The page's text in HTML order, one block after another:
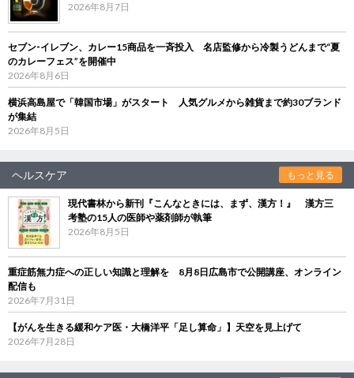
2026年8月7日
セブン‐イレブン、カレー15商品を一斉投入 名店監修から冷製うどんまで“夏
のカレーフェス”を開催中
2026年8月6日
横浜高島屋で「韓国市場」がスタート 人気グルメから雑貨まで約30ブランド
が集結
2026年8月5日
ヘルスケア もっと見る
現代書林から新刊『こんなときには、まず、漢方！』 漢方三
考塾の15人の医師や薬剤師が執筆
2026年8月5日
重症筋無力症への正しい知識と理解を 8月8日広島市で公開講座、オンライン
配信も
2026年7月31日
【がんを生きる緩和ケア医・大橋洋平「足し算命」】天空を見上げて
2026年7月28日